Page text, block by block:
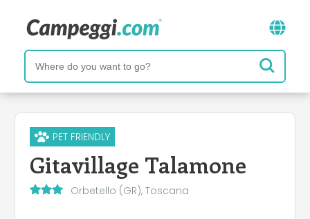
PET FRIENDLY
Gitavillage Talamone
Orbetello (GR), Toscana